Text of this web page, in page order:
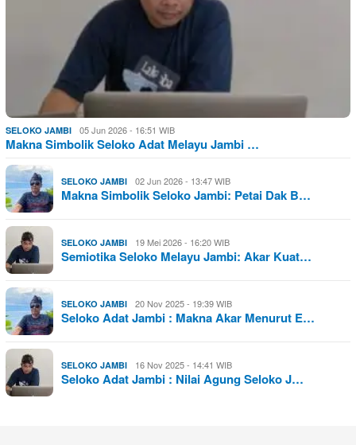
SELOKO JAMBI 05 Jun 2026 - 16:51 WIB
Makna Simbolik Seloko Adat Melayu Jambi …
SELOKO JAMBI 02 Jun 2026 - 13:47 WIB
Makna Simbolik Seloko Jambi: Petai Dak B…
SELOKO JAMBI 19 Mei 2026 - 16:20 WIB
Semiotika Seloko Melayu Jambi: Akar Kuat…
SELOKO JAMBI 20 Nov 2025 - 19:39 WIB
Seloko Adat Jambi : Makna Akar Menurut E…
SELOKO JAMBI 16 Nov 2025 - 14:41 WIB
Seloko Adat Jambi : Nilai Agung Seloko J…